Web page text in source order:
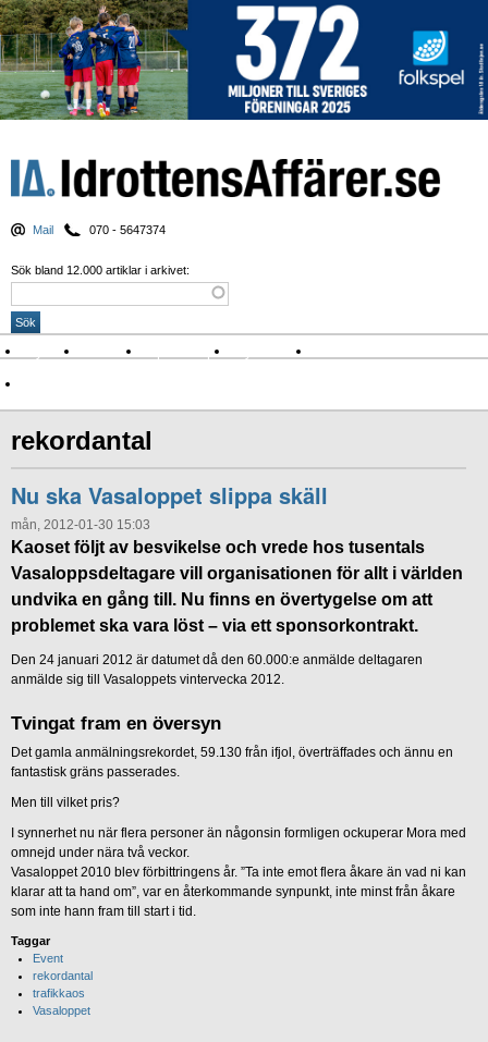
Mail 070 - 5647374
Sök bland 12.000 artiklar i arkivet:
Nyheter Krönikor Sport & spel Nyhetsbrev
rekordantal
Nu ska Vasaloppet slippa skäll
mån, 2012-01-30 15:03
Kaoset följt av besvikelse och vrede hos tusentals
Vasaloppsdeltagare vill organisationen för allt i världen
undvika en gång till. Nu finns en övertygelse om att
problemet ska vara löst – via ett sponsorkontrakt.
Den 24 januari 2012 är datumet då den 60.000:e anmälde deltagaren
anmälde sig till Vasaloppets vintervecka 2012.
Tvingat fram en översyn
Det gamla anmälningsrekordet, 59.130 från ifjol, överträffades och ännu en
fantastisk gräns passerades.
Men till vilket pris?
I synnerhet nu när flera personer än någonsin formligen ockuperar Mora med
omnejd under nära två veckor.
Vasaloppet 2010 blev förbittringens år. ”Ta inte emot flera åkare än vad ni kan
klarar att ta hand om”, var en återkommande synpunkt, inte minst från åkare
som inte hann fram till start i tid.
Taggar
Event
rekordantal
trafikkaos
Vasaloppet